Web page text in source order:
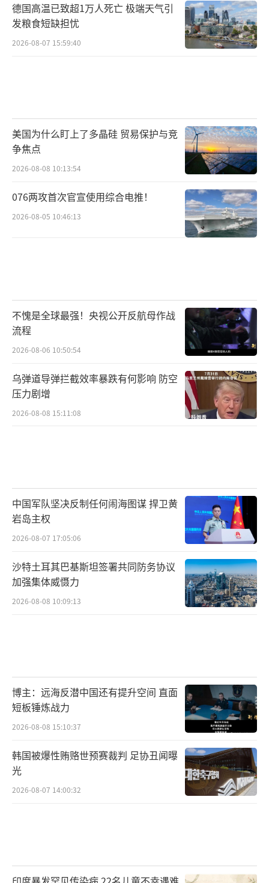
德国高温已致超1万人死亡 极端天气引
发粮食短缺担忧
2026-08-07 15:59:40
美国为什么盯上了多晶硅 贸易保护与竞
争焦点
2026-08-08 10:13:54
076两攻首次官宣使用综合电推！
2026-08-05 10:46:13
不愧是全球最强！央视公开反航母作战
流程
2026-08-06 10:50:54
乌弹道导弹拦截效率暴跌有何影响 防空
压力剧增
2026-08-08 15:11:08
中国军队坚决反制任何闹海图谋 捍卫黄
岩岛主权
2026-08-07 17:05:06
沙特土耳其巴基斯坦签署共同防务协议
加强集体威慑力
2026-08-08 10:09:13
博主：远海反潜中国还有提升空间 直面
短板锤炼战力
2026-08-08 15:10:37
韩国被爆性贿赂世预赛裁判 足协丑闻曝
光
2026-08-07 14:00:32